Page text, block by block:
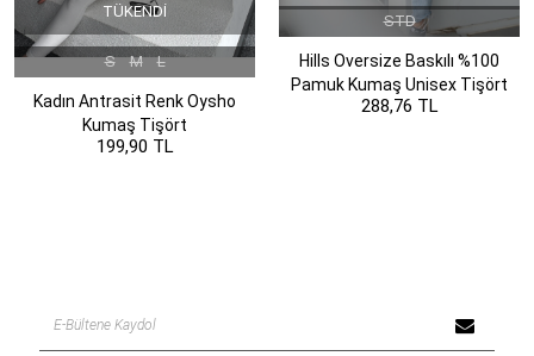
TÜKENDI
S M L
Kadın Antrasit Renk Oysho
Kumaş Tişört
199,90 TL
STD
Hills Oversize Baskılı %100
Pamuk Kumaş Unisex Tişört
288,76 TL